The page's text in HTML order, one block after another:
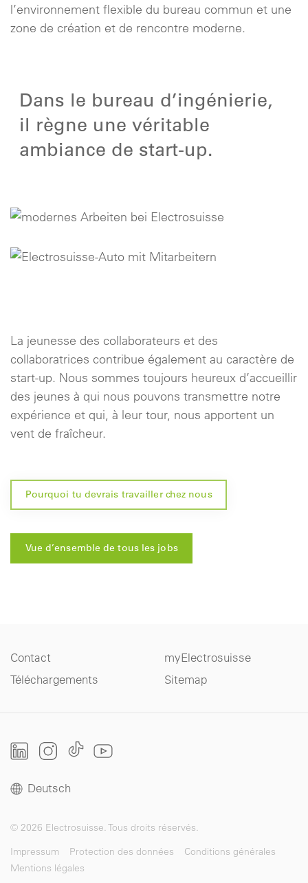
l’environnement flexible du bureau commun et une
zone de création et de rencontre moderne.
Dans le bureau d’ingénierie,
il règne une véritable
ambiance de start-up.
La jeunesse des collaborateurs et des
collaboratrices contribue également au caractère de
start-up. Nous sommes toujours heureux d’accueillir
des jeunes à qui nous pouvons transmettre notre
expérience et qui, à leur tour, nous apportent un
vent de fraîcheur.
Pourquoi tu devrais travailler chez nous
Vue d’ensemble de tous les jobs
Contact
myElectrosuisse
Téléchargements
Sitemap
Deutsch
© 2026 Electrosuisse. Tous droits réservés.
Impressum
Protection des données
Conditions générales
Mentions légales